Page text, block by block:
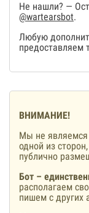
Не нашли? —
@wartearsbot.
Любую
предоставляем
ВНИМАНИЕ!
Мы не
одной из сторон,
публично
Бот –
располагаем
пишем с других